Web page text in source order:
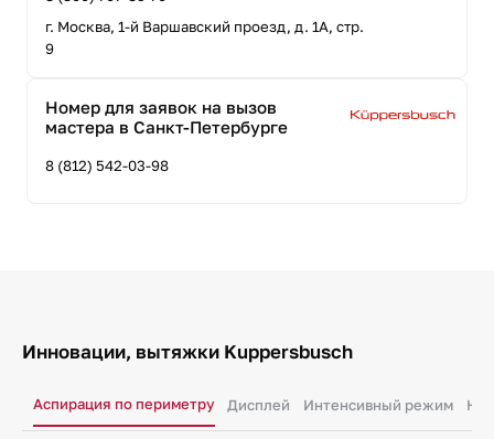
г. Москва, 1-й Варшавский проезд, д. 1А, стр.
9
Номер для заявок на вызов
мастера в Санкт-Петербурге
8 (812) 542-03-98
Инновации, вытяжки Kuppersbusch
Аспирация по периметру Дисплей Интенсивный режим